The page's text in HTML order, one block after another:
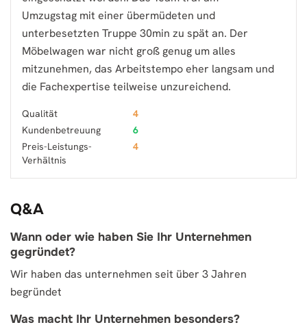
Umzugstag mit einer übermüdeten und
unterbesetzten Truppe 30min zu spät an. Der
Möbelwagen war nicht groß genug um alles
mitzunehmen, das Arbeitstempo eher langsam und
die Fachexpertise teilweise unzureichend.
Qualität
4
Kundenbetreuung
6
Preis-Leistungs-
Verhältnis
4
Q&A
Wann oder wie haben Sie Ihr Unternehmen
gegründet?
Wir haben das unternehmen seit über 3 Jahren
begründet
Was macht Ihr Unternehmen besonders?